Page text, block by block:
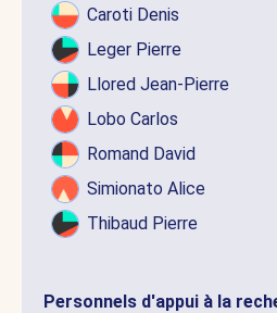
Caroti Denis
Leger Pierre
Llored Jean-Pierre
Lobo Carlos
Romand David
Simionato Alice
Thibaud Pierre
Personnels d'appui à la